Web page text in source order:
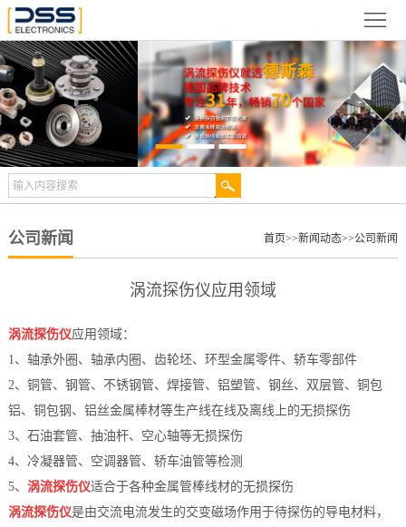
站
首
页
关
于
德
斯
新
闻
动
态
产
品
展
检
测
合
伴
中
心
术
文
档
服
与
持
系
斯
公司新闻 首页>>新闻动态>>公司新闻
涡流探伤仪应用领域
涡流探伤仪应用领域：
1、轴承外圈、轴承内圈、齿轮坯、环型金属零件、轿车零部件
2、铜管、钢管、不锈钢管、焊接管、铝塑管、钢丝、双层管、铜包
铝、铜包钢、铝丝金属棒材等生产线在线及离线上的无损探伤
3、石油套管、抽油杆、空心轴等无损探伤
4、冷凝器管、空调器管、轿车油管等检测
5、 涡流探伤仪适合于各种金属管棒线材的无损探伤
涡流探伤仪是由交流电流发生的交变磁场作用于待探伤的导电材料，